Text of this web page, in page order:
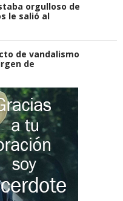
orgulloso de
le salió al
de vandalismo
de